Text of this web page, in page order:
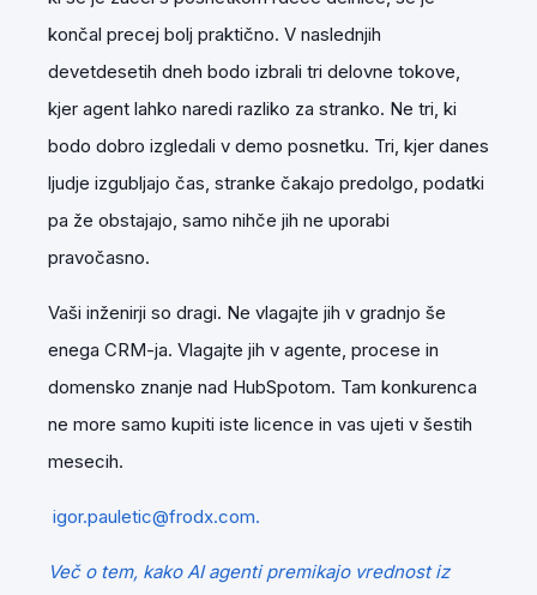
končal precej bolj praktično. V naslednjih
devetdesetih dneh bodo izbrali tri delovne tokove,
kjer agent lahko naredi razliko za stranko. Ne tri, ki
bodo dobro izgledali v demo posnetku. Tri, kjer danes
ljudje izgubljajo čas, stranke čakajo predolgo, podatki
pa že obstajajo, samo nihče jih ne uporabi
pravočasno.
Vaši inženirji so dragi. Ne vlagajte jih v gradnjo še
enega CRM-ja. Vlagajte jih v agente, procese in
domensko znanje nad HubSpotom. Tam konkurenca
ne more samo kupiti iste licence in vas ujeti v šestih
mesecih.
igor.pauletic@frodx.com.
Več o tem, kako AI agenti premikajo vrednost iz